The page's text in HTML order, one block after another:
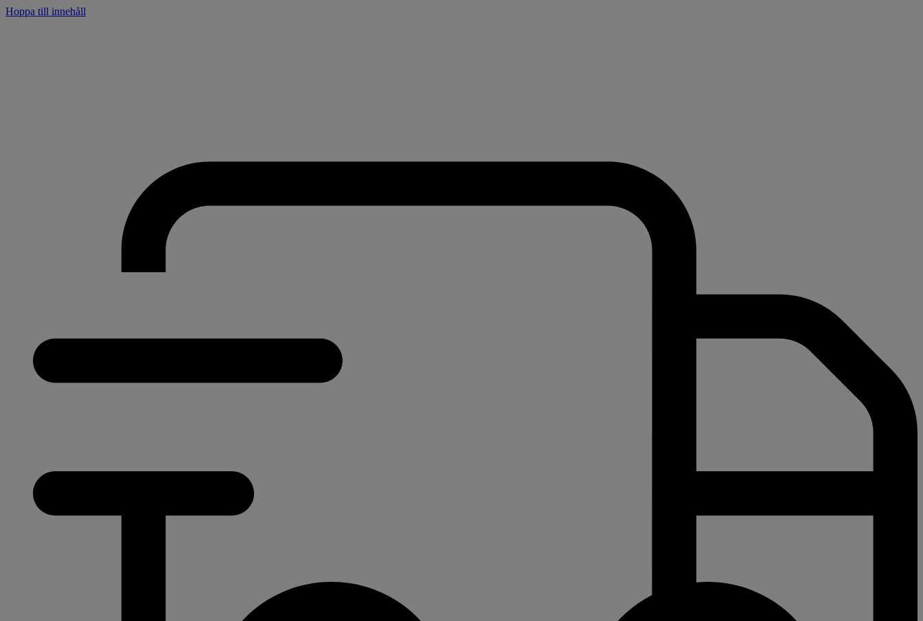
Hoppa till innehåll